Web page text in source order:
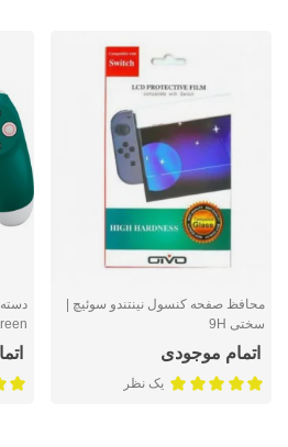
محافظ صفحه کنسول نینتندو سوئیچ |
سختی 9H
اتمام موجودی
یک نظر